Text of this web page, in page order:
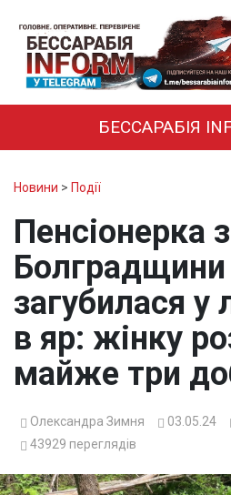
БЕССАРАБІЯ
Новини > Події
Пенсіонерка з
Болградщини
загубилася у
в яр: жінку
майже три
Олександра Зимня 03.05.24
43929 переглядів